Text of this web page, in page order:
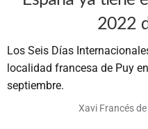
2022
Los Seis Días
localidad francesa de Puy
septiembre.
Xavi Francés